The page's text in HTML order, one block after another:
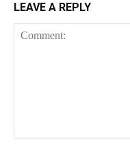
LEAVE A REPLY